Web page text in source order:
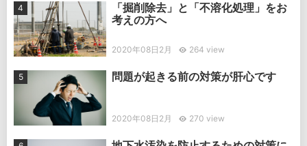
「掘削除去」と「不溶化処理」をお
考えの方へ
2020年08日2月 264 view
問題が起きる前の対策が肝心です
2020年08日2月 270 view